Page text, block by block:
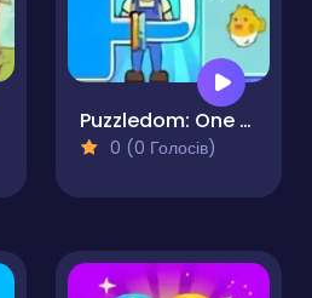
Puzzledom: One Line
0 (0 Голосів)